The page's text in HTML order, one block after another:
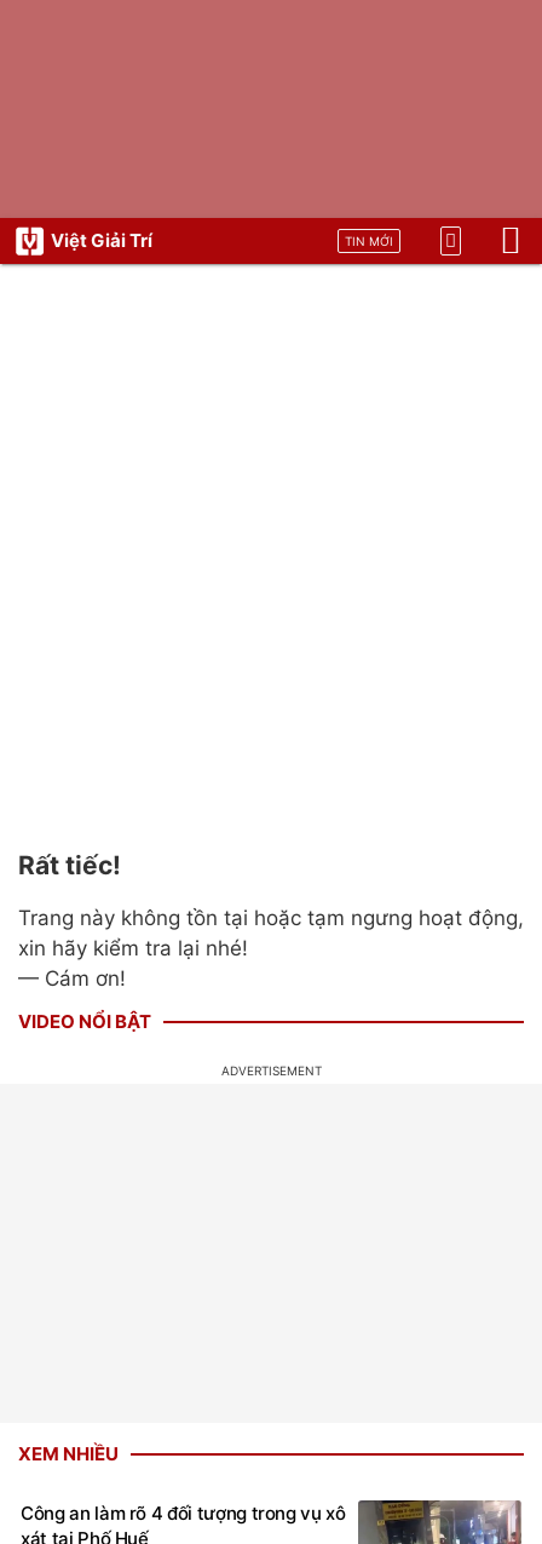
Việt Giải Trí TIN MỚI
Rất tiếc!
Trang này không tồn tại hoặc tạm ngưng hoạt động,
xin hãy kiểm tra lại nhé!
— Cám ơn!
VIDEO NỔI BẬT
XEM NHIỀU
Công an làm rõ 4 đối tượng trong vụ xô
xát tại Phố Huế